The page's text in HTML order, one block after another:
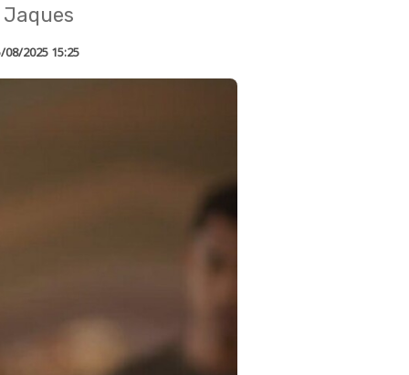
08/2025 15:25